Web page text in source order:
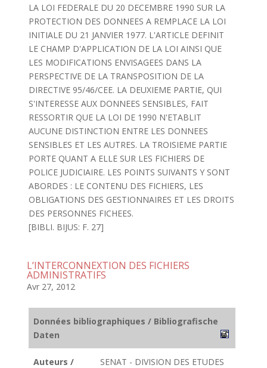
LA LOI FEDERALE DU 20 DECEMBRE 1990 SUR LA
PROTECTION DES DONNEES A REMPLACE LA LOI
INITIALE DU 21 JANVIER 1977. L'ARTICLE DEFINIT
LE CHAMP D'APPLICATION DE LA LOI AINSI QUE
LES MODIFICATIONS ENVISAGEES DANS LA
PERSPECTIVE DE LA TRANSPOSITION DE LA
DIRECTIVE 95/46/CEE. LA DEUXIEME PARTIE, QUI
S'INTERESSE AUX DONNEES SENSIBLES, FAIT
RESSORTIR QUE LA LOI DE 1990 N'ETABLIT
AUCUNE DISTINCTION ENTRE LES DONNEES
SENSIBLES ET LES AUTRES. LA TROISIEME PARTIE
PORTE QUANT A ELLE SUR LES FICHIERS DE
POLICE JUDICIAIRE. LES POINTS SUIVANTS Y SONT
ABORDES : LE CONTENU DES FICHIERS, LES
OBLIGATIONS DES GESTIONNAIRES ET LES DROITS
DES PERSONNES FICHEES.
[BIBLI. BIJUS: F. 27]
L’INTERCONNEXTION DES FICHIERS
ADMINISTRATIFS
Avr 27, 2012
Données bibliographiques / Bibliografische
Daten
Auteurs /
SENAT - DIVISION DES ETUDES